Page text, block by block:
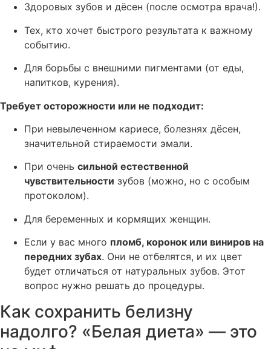
Здоровых зубов и дёсен (после осмотра врача!).
Тех, кто хочет быстрого результата к важному
событию.
Для борьбы с внешними пигментами (от еды,
напитков, курения).
Требует осторожности или не подходит:
При невылеченном кариесе, болезнях дёсен,
значительной стираемости эмали.
При очень сильной естественной
чувствительности зубов (можно, но с особым
протоколом).
Для беременных и кормящих женщин.
Если у вас много пломб, коронок или виниров на
передних зубах. Они не отбелятся, и их цвет
будет отличаться от натуральных зубов. Этот
вопрос нужно решать до процедуры.
Как сохранить белизну
надолго? «Белая диета» — это